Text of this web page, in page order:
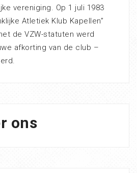
vereniging. Op 1 juli 1983
Atletiek Klub Kapellen”
de VZW-statuten werd
afkorting van de club –
ons